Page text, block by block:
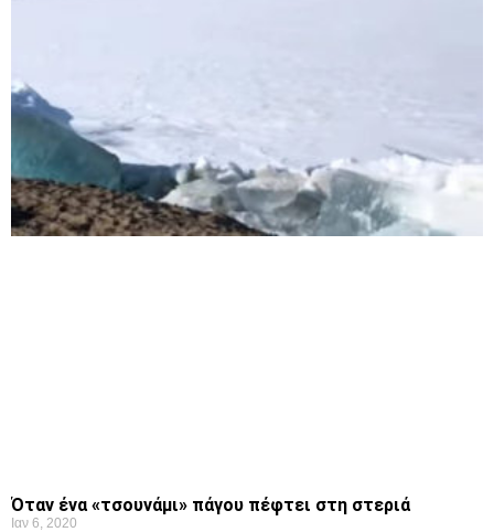
Όταν ένα «τσουνάμι» πάγου πέφτει στη στεριά
Ιαν 6, 2020